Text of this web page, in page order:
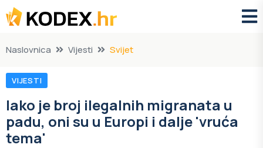
Naslovnica Vijesti Svijet
VIJESTI
Iako je broj ilegalnih migranata u
padu, oni su u Europi i dalje 'vruća
tema'